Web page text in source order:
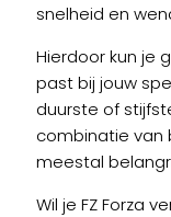
snelheid en
Hierdoor kun je
past bij jouw
duurste of
combinatie van
meestal
Wil je FZ Forza